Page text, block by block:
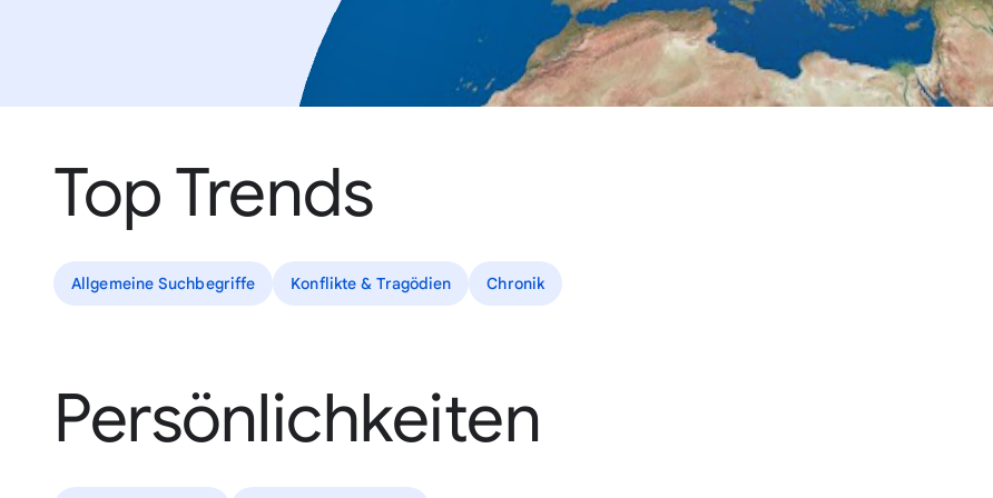
Top Trends
Allgemeine Suchbegriffe Konflikte & Tragödien Chronik
Persönlichkeiten